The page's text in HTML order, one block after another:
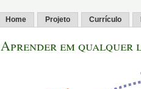
Home Projeto Currículo
Aprender em qualquer